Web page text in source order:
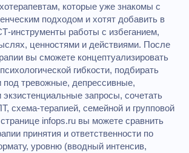
которые уже знакомы с
подходом и хотят добавить в
работы с избеганием,
ценностями и действиями. После
вы сможете концептуализировать
гибкости, подбирать
под тревожные, депрессивные,
экзистенциальные запросы, сочетать
схема‑терапией, семейной и групповой
infops.ru вы можете сравнить
принятия и ответственности по
уровню (вводный интенсив,